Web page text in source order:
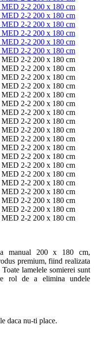
manual 200 x 180 cm,
premium, fiind realizata
lamelele somierei sunt
rol de a elimina undele
daca nu-ti place.